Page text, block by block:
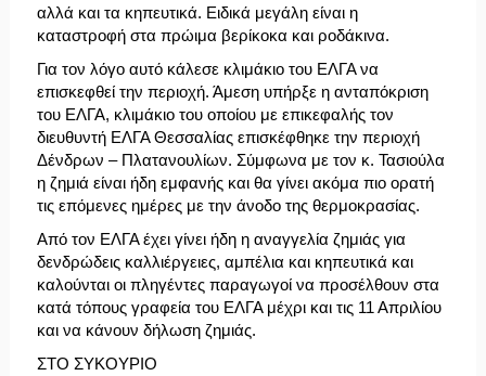
αλλά και τα κηπευτικά. Ειδικά μεγάλη είναι η
καταστροφή στα πρώιμα βερίκοκα και ροδάκινα.
Για τον λόγο αυτό κάλεσε κλιμάκιο του ΕΛΓΑ να
επισκεφθεί την περιοχή. Άμεση υπήρξε η ανταπόκριση
του ΕΛΓΑ, κλιμάκιο του οποίου με επικεφαλής τον
διευθυντή ΕΛΓΑ Θεσσαλίας επισκέφθηκε την περιοχή
Δένδρων – Πλατανουλίων. Σύμφωνα με τον κ. Τασιούλα
η ζημιά είναι ήδη εμφανής και θα γίνει ακόμα πιο ορατή
τις επόμενες ημέρες με την άνοδο της θερμοκρασίας.
Από τον ΕΛΓΑ έχει γίνει ήδη η αναγγελία ζημιάς για
δενδρώδεις καλλιέργειες, αμπέλια και κηπευτικά και
καλούνται οι πληγέντες παραγωγοί να προσέλθουν στα
κατά τόπους γραφεία του ΕΛΓΑ μέχρι και τις 11 Απριλίου
και να κάνουν δήλωση ζημιάς.
ΣΤΟ ΣΥΚΟΥΡΙΟ